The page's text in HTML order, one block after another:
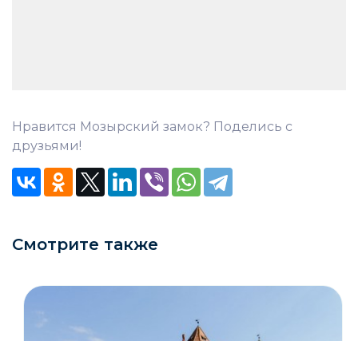
Нравится Мозырский замок? Поделись с
друзьями!
Смотрите также